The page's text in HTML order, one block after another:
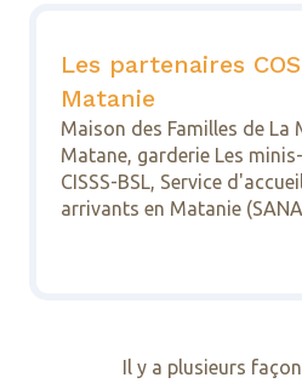
Les partenaires
Matanie
Maison des Familles de La
Matane, garderie Les
CISSS-BSL, Service
arrivants en Matanie
Il y a plusieurs